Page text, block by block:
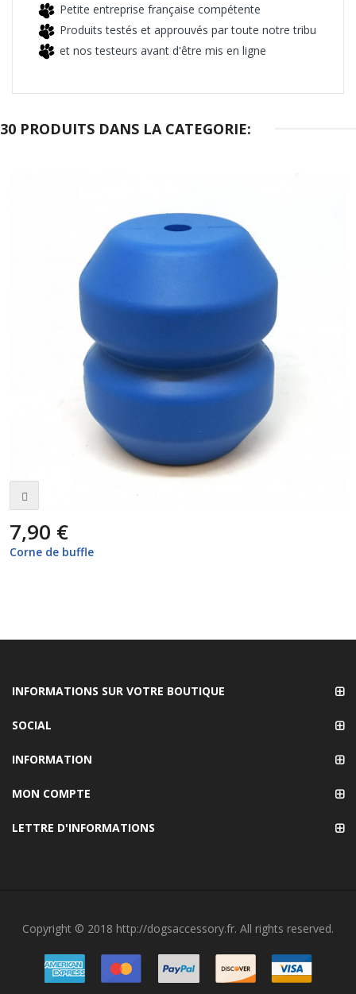
Petite entreprise française compétente
Produits testés et approuvés par toute notre tribu
et nos testeurs avant d'être mis en ligne
30 PRODUITS DANS LA CATEGORIE:
7,90 €
Corne de buffle
INFORMATIONS SUR VOTRE BOUTIQUE
SOCIAL
INFORMATION
MON COMPTE
LETTRE D'INFORMATIONS
Copyright © 2018 http://dogsaccessory.fr. All rights reserved.